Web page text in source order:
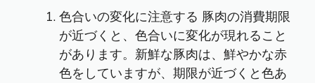
色合いの変化に注意する 豚肉の消費期限
が近づくと、色合いに変化が現れること
があります。新鮮な豚肉は、鮮やかな赤
色をしていますが、期限が近づくと色あ